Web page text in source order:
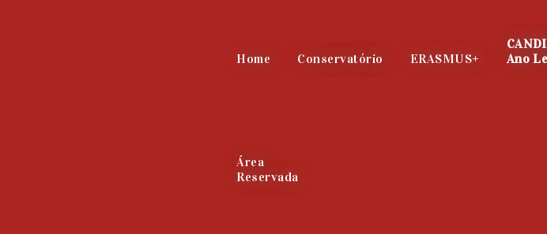
Home Conservatório ERASMUS+
Ano
Área
Reservada